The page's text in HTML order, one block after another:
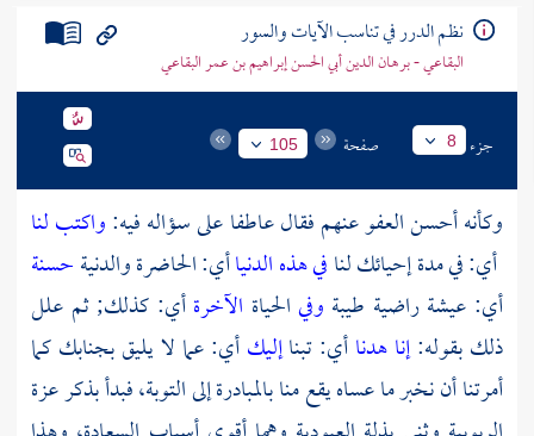
نظم الدرر في تناسب الآيات والسور
البقاعي - برهان الدين أبي الحسن إبراهيم بن عمر البقاعي
جزء 8 صفحة 105
وكأنه أحسن العفو عنهم فقال عاطفا على سؤاله فيه:واكتب لنا
أي: في مدة إحيائك لنافي هذه الدنياأي: الحاضرة والدنيةحسنة
أي: عيشة راضية طيبة وفيالحياة الآخرةأي: كذلك; ثم علل
ذلك بقوله:إنا هدناأي: تبناإليكأي: عما لا يليق بجنابك كما
أمرتنا أن نخبر ما عساه يقع منا بالمبادرة إلى التوبة، فبدأ بذكر عزة